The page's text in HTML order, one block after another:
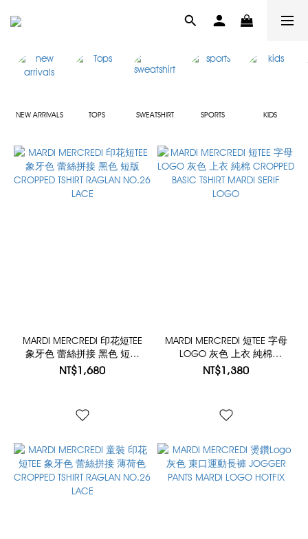
NEW ARRIVALS TOPS SWEATSHIRT SPORTS KIDS
MARDI MERCREDI 印花短TEE
象牙色 蕾絲拼接 黑色 短版
CROPPED TSHIRT RAGLAN
NT$1,680
MARDI MERCREDI 短TEE 字母
LOGO 灰色 上衣 純棉
CROPPED BASIC TSHIRT
NT$1,380